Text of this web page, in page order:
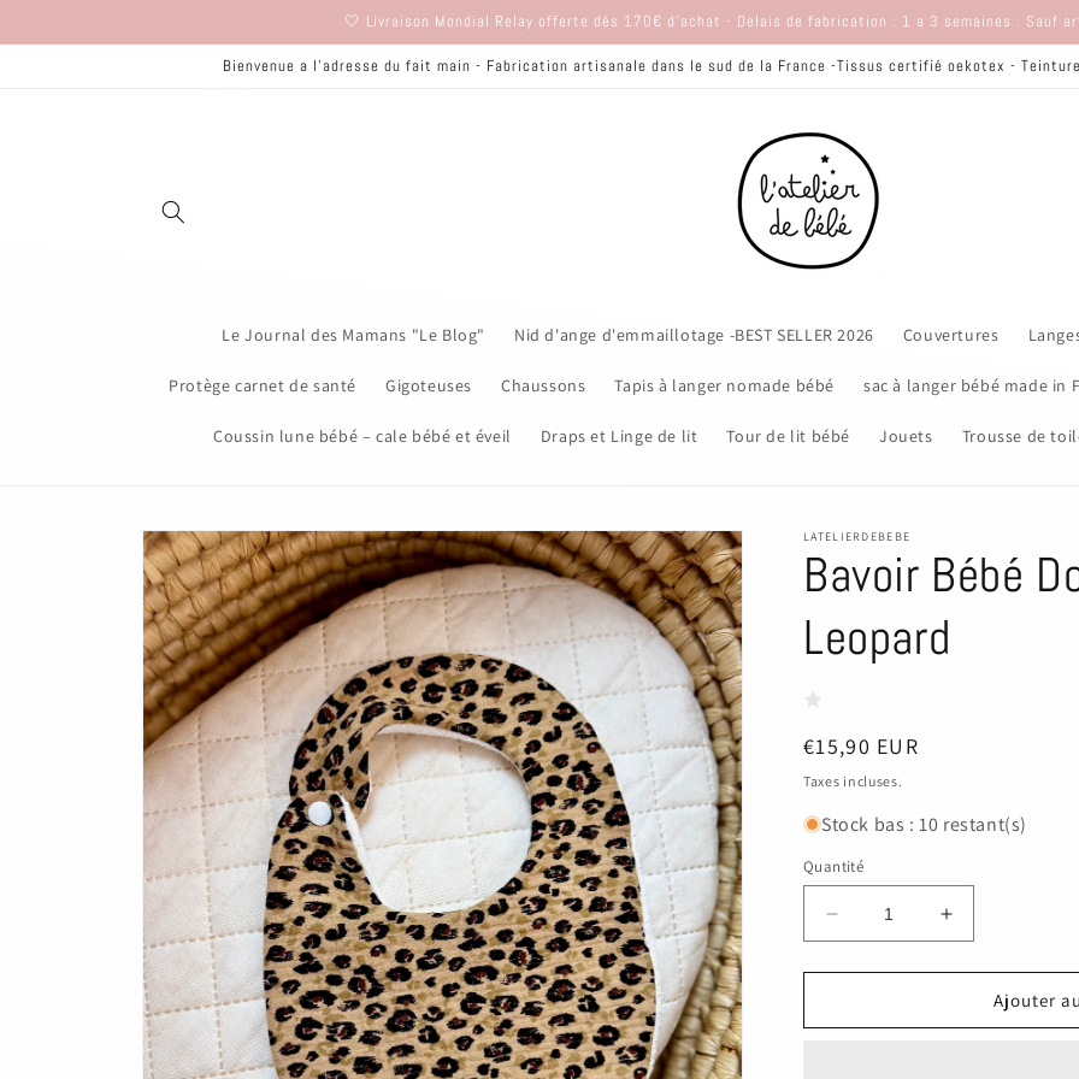
au
🤍 Livraison Mondial Relay offerte dès 170€ d'achat - Delais de fabrication : 1 a 3 semaines . Sauf
Bienvenue a l'adresse du fait main - Fabrication artisanale dans le sud de la France -Tissus certifié oekotex -
Le Journal des Mamans "Le Blog" Nid d'ange d'emmaillotage -BEST SELLER 2026 Couvertures
Protège carnet de santé Gigoteuses Chaussons Tapis à langer nomade bébé sac à langer bébé made in
Coussin lune bébé – cale bébé et éveil Draps et Linge de lit Tour de lit bébé Jouets Trousse de
Passer aux
informations
produits
LATELIERDEBEBE
Bavoir Bébé
Leopard
Prix
habituel
€15,90 EUR
Taxes incluses.
Stock bas : 10 restant(s)
Quantité
Réduire
la
quantité
Bavoir
Augmenter
la
quantité
Bavoir
Ajouter